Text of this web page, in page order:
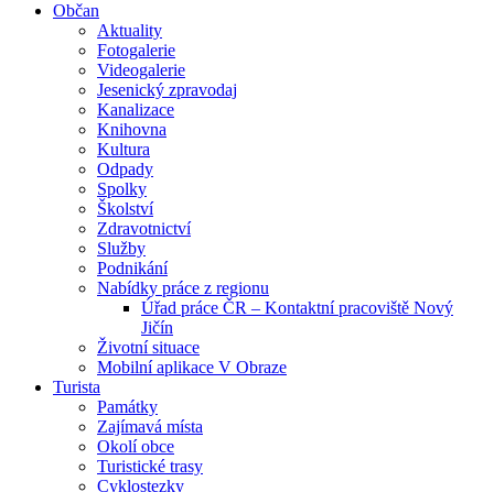
Občan
Aktuality
Fotogalerie
Videogalerie
Jesenický zpravodaj
Kanalizace
Knihovna
Kultura
Odpady
Spolky
Školství
Zdravotnictví
Služby
Podnikání
Nabídky práce z regionu
Úřad práce ČR – Kontaktní pracoviště Nový
Jičín
Životní situace
Mobilní aplikace V Obraze
Turista
Památky
Zajímavá místa
Okolí obce
Turistické trasy
Cyklostezky